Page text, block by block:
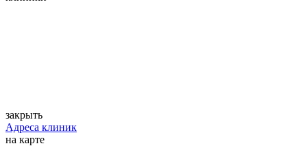
закрыть
Адреса клиник
на карте